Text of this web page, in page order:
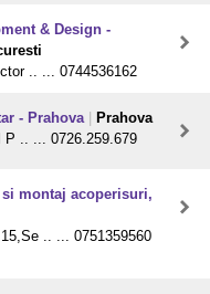
& Design -
.. ... 0744536162
- Prahova
Prahova
P .. ... 0726.259.679
montaj acoperisuri,
.. ... 0751359560